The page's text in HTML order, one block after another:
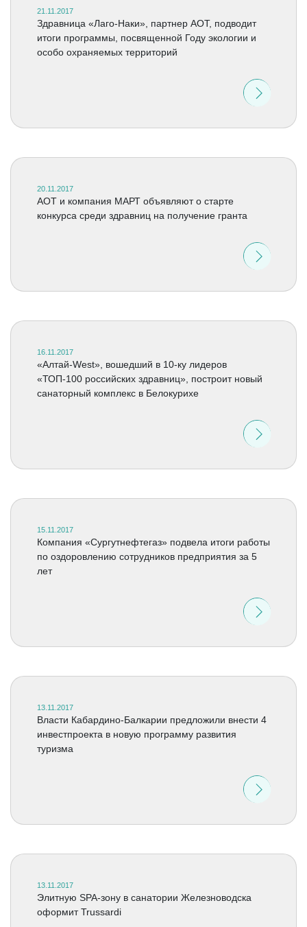
21.11.2017
Здравница «Лаго-Наки», партнер АОТ, подводит
итоги программы, посвященной Году экологии и
особо охраняемых территорий
20.11.2017
АОТ и компания МАРТ объявляют о старте
конкурса среди здравниц на получение гранта
16.11.2017
«Алтай-West», вошедший в 10-ку лидеров
«ТОП-100 российских здравниц», построит новый
санаторный комплекс в Белокурихе
15.11.2017
Компания «Сургутнефтегаз» подвела итоги работы
по оздоровлению сотрудников предприятия за 5
лет
13.11.2017
Власти Кабардино-Балкарии предложили внести 4
инвестпроекта в новую программу развития
туризма
13.11.2017
Элитную SPA-зону в санатории Железноводска
оформит Trussardi